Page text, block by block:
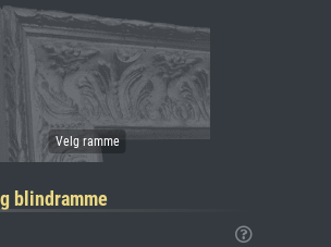
blindramme